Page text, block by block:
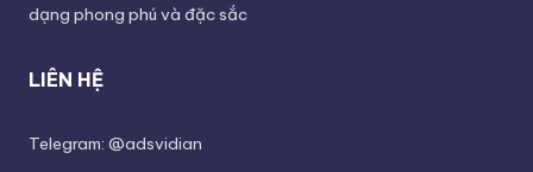
dạng phong phú và đặc sắc
LIÊN HỆ
Telegram: @adsvidian